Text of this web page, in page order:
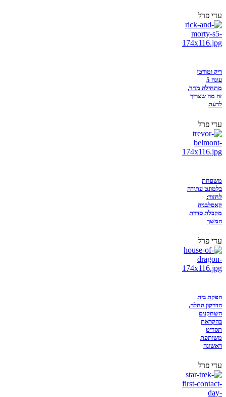
עדי פרל
ריק ומורטי
עונה 5
מתחילה מחר,
זה מה שצריך
לדעת
עדי פרל
משפחת
בלמונט עתידה
לחזור:
קאסלבניה
מקבלת סדרת
המשך
עדי פרל
הפקת בית
הדרקון החלה,
השחקנים
בהקראת
תסריט
משותפת
ראשונה
עדי פרל